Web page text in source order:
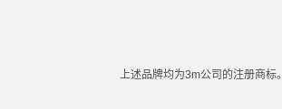
上述品牌均为3m公司的注册商标。